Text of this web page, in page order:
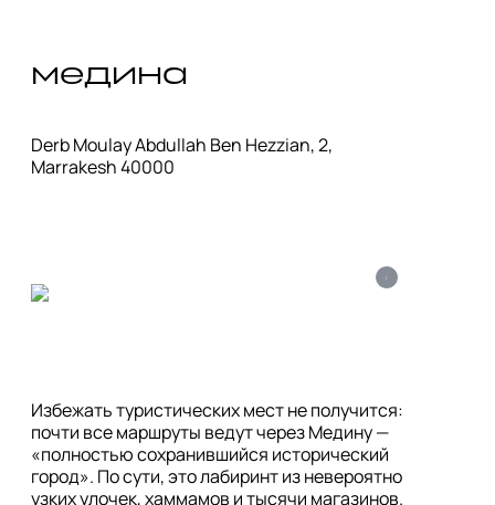
медина
Derb Moulay Abdullah Ben Hezzian, 2,
Marrakesh 40000
i
Избежать туристических мест не получится:
почти все маршруты ведут через Медину —
«полностью сохранившийся исторический
город». По сути, это лабиринт из невероятно
узких улочек, хаммамов и тысячи магазинов.